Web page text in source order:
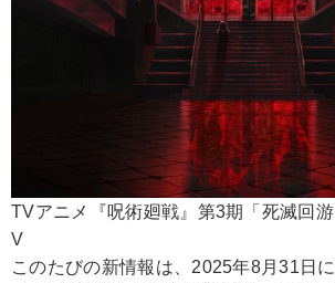
TVアニメ『呪術廻戦』第3期「死滅回
V
このたびの新情報は、2025年8月31日